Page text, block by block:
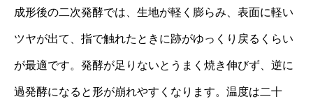
成形後の二次発酵では、生地が軽く膨らみ、表面に軽い
ツヤが出て、指で触れたときに跡がゆっくり戻るくらい
が最適です。発酵が足りないとうまく焼き伸びず、逆に
過発酵になると形が崩れやすくなります。温度は二十